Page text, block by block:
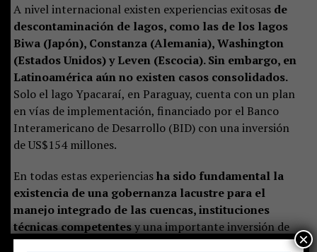
A nivel internacional existen experiencias exitosas de
descontaminación de lagos, como las de los lagos
Biwa (Japón), Constanza (Alemania), Washington
(Estados Unidos) y Leven (Escocia). Sin embargo, en
Latinoamérica aún no existen casos consolidados.
Solo el lago Ypacaraí, en Paraguay, cuenta con un plan
en vías de implementación, financiado por el Banco
Interamericano de Desarrollo (BID) con una inversión
de US$154 millones.
En todas estas experienciasha sido fundamental la
existencia de una gobernanza lacustre para el
manejo integrado de las cuencas, instituciones
técnicas competentesy una importante inversión de
recursos públicos.
×